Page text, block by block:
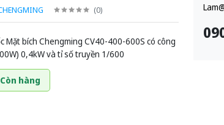
(0)
Mặt bích Chengming CV40-400-600S có công
0,4kW và tỉ số truyền 1/600
Còn hàng